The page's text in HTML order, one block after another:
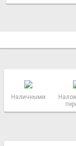
Наличными